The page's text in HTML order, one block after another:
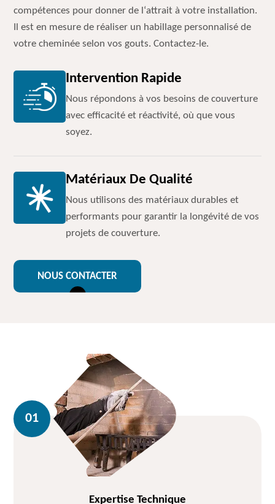
compétences pour donner de l‘attrait à votre installation.
Il est en mesure de réaliser un habillage personnalisé de
votre cheminée selon vos gouts. Contactez-le.
Intervention Rapide
Nous répondons à vos besoins de couverture
avec efficacité et réactivité, où que vous
soyez.
Matériaux De Qualité
Nous utilisons des matériaux durables et
performants pour garantir la longévité de vos
projets de couverture.
NOUS CONTACTER
Expertise Technique